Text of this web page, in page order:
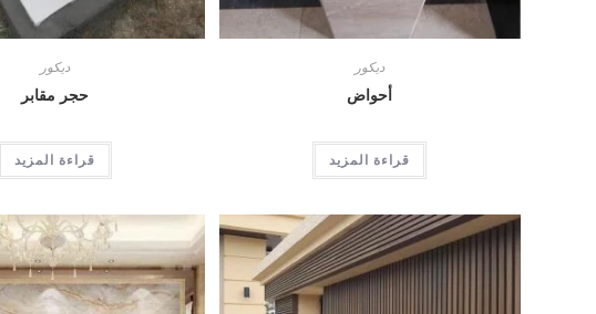
ديكور
أحواض
قراءة المزيد
ديكور
حجر مقابر
قراءة المزيد